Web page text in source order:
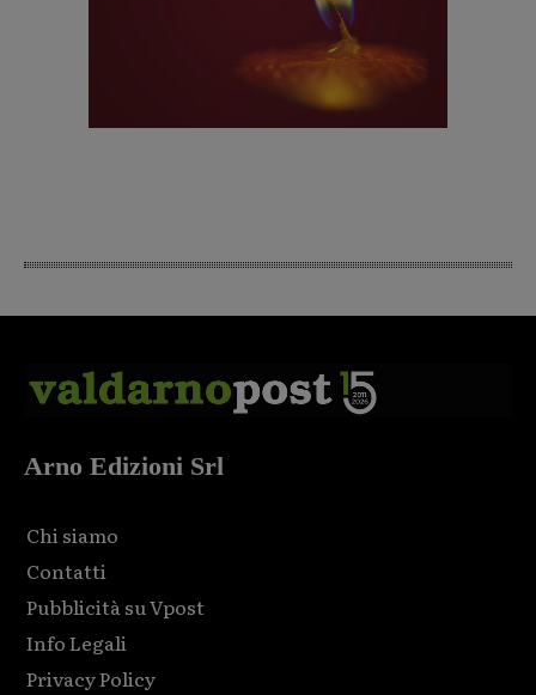
Arno Edizioni Srl
Chi siamo
Contatti
Pubblicità su Vpost
Info Legali
Privacy Policy